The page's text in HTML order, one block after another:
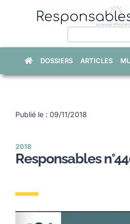
DOSSIERS ARTICLES
Publié le : 09/11/2018
2018
Responsables